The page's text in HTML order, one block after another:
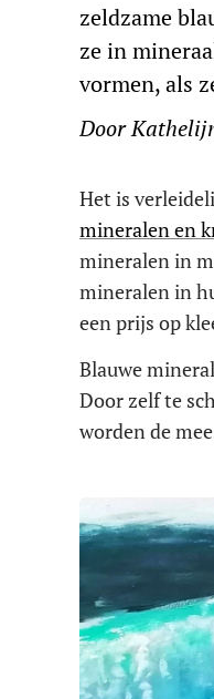
zeldzame
ze in
vormen, als
Door
Het is
mineralen en
mineralen in
mineralen in
een prijs op
Blauwe
Door zelf te
worden de